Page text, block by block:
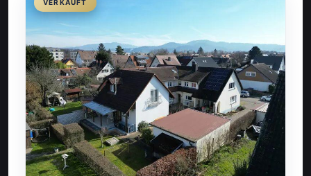
VERKAUFT